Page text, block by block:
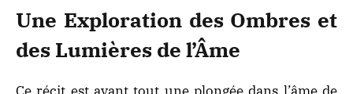
Une Exploration des Ombres et
des Lumières de l’Âme